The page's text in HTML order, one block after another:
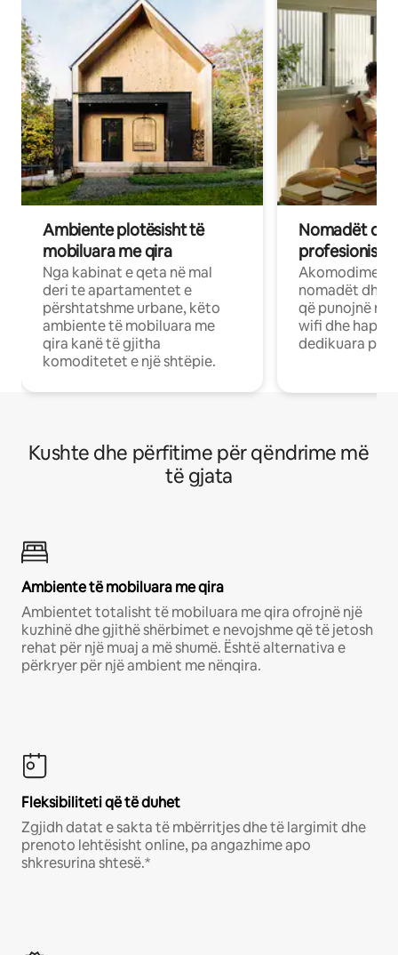
Ambiente plotësisht të
mobiluara me qira
Nga kabinat e qeta në mal
deri te apartamentet e
përshtatshme urbane, këto
ambiente të mobiluara me
qira kanë të gjitha
komoditetet e një shtëpie.
Nomadët
Akomodime
nomadët dhe
që punojnë në
wifi dhe
dedikuara
Kushte dhe përfitime për qëndrime më
të gjata
Ambiente të mobiluara me qira
Ambientet totalisht të mobiluara me qira ofrojnë një
kuzhinë dhe gjithë shërbimet e nevojshme që të jetosh
rehat për një muaj a më shumë. Është alternativa e
përkryer për një ambient me nënqira.
Fleksibiliteti që të duhet
Zgjidh datat e sakta të mbërritjes dhe të largimit dhe
prenoto lehtësisht online, pa angazhime apo
shkresurina shtesë.*